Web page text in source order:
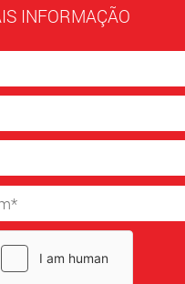
INFORMAÇÃO